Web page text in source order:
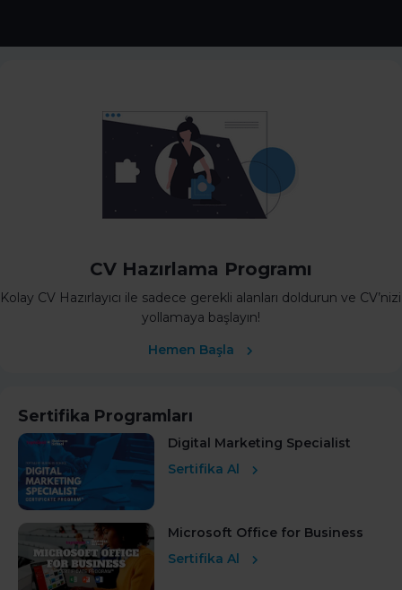
CV Hazırlama Programı
Kolay CV Hazırlayıcı ile sadece gerekli alanları doldurun ve CV’nizi
yollamaya başlayın!
Hemen Başla
Sertifika Programları
Digital Marketing Specialist
Sertifika Al
Microsoft Office for Business
Sertifika Al